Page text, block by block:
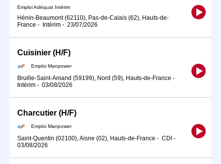
Emploi Adéquat Intérim
Hénin-Beaumont (62110), Pas-de-Calais (62), Hauts-de-
France - Intérim - 23/07/2026
Cuisinier (H/F)
Emploi Manpower
Bruille-Saint-Amand (59199), Nord (59), Hauts-de-France -
Intérim - 03/08/2026
Charcutier (H/F)
Emploi Manpower
Saint-Quentin (02100), Aisne (02), Hauts-de-France - CDI -
03/08/2026